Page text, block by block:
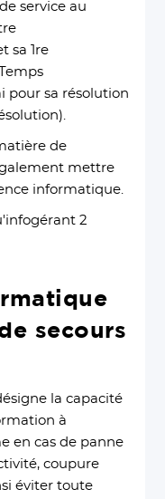
service au
sa 1re
pour sa résolution
de
mettre
informatique.
secours
la capacité
à
en cas de panne
coupure
éviter toute